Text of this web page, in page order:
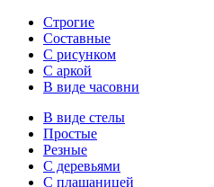
Строгие
Составные
С рисунком
С аркой
В виде часовни
В виде стелы
Простые
Резные
С деревьями
С плащаницей